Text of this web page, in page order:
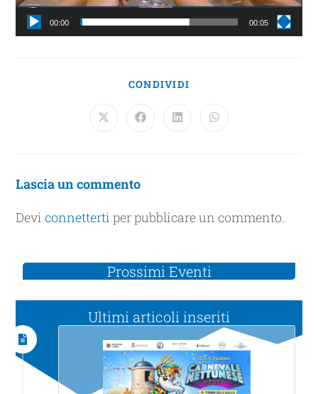
00:00 00:05
CONDIVIDI
Lascia un commento
Deviconnetterti per pubblicare un commento.
Prossimi Eventi
Ultimi articoli inseriti